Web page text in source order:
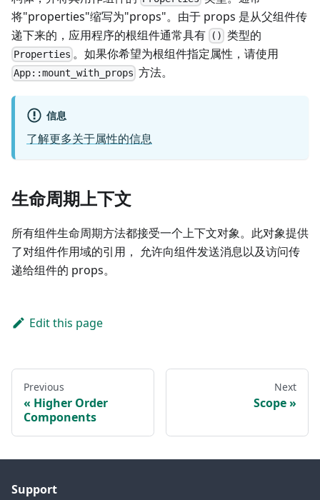
将"properties"缩写为"props"。由于 props 是从父组件传
递下来的，应用程序的根组件通常具有
() 类型的
Properties 。如果你希望为根组件指定属性，请使用
App::mount_with_props 方法。
信息
了解更多关于属性的信息
生命周期上下文
所有组件生命周期方法都接受一个上下文对象。此对象提供
了对组件作用域的引用， 允许向组件发送消息以及访问传
递给组件的 props。
Edit this page
Previous
Higher Order
Components
Next
Scope
Support